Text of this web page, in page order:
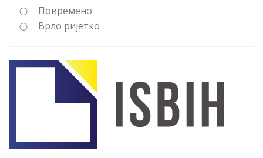
Повремено
Врло ријетко